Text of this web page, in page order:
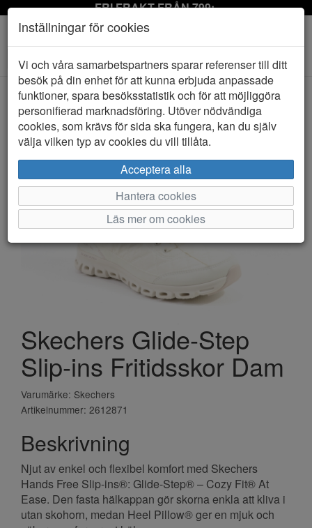
FRI FRAKT FRÅN 799:-
Toggle
navigation
HEM SKECHERS
Skechers Glide-Step
Slip-ins Fritidsskor Dam
Varumärke: Skechers
Artikelnummer: 2612871
Beskrivning
Njut av enkel och flexibel komfort med Skechers
Hands Free Slip-ins®: Glide-Step® – Cozy Fit® At
Ease. Den fasta hälkappan gör skorna enkla att kliva i
utan skohorn, medan Heel Pillow® ger en mjuk och
Inställningar för cookies
Vi och våra samarbetspartners sparar referenser till ditt
besök på din enhet för att kunna erbjuda anpassade
funktioner, spara besöksstatistik och för att möjliggöra
personifierad marknadsföring. Utöver nödvändiga
cookies, som krävs för sida ska fungera, kan du själv
välja vilken typ av cookies du vill tillåta.
Acceptera alla
Hantera cookies
Läs mer om cookies